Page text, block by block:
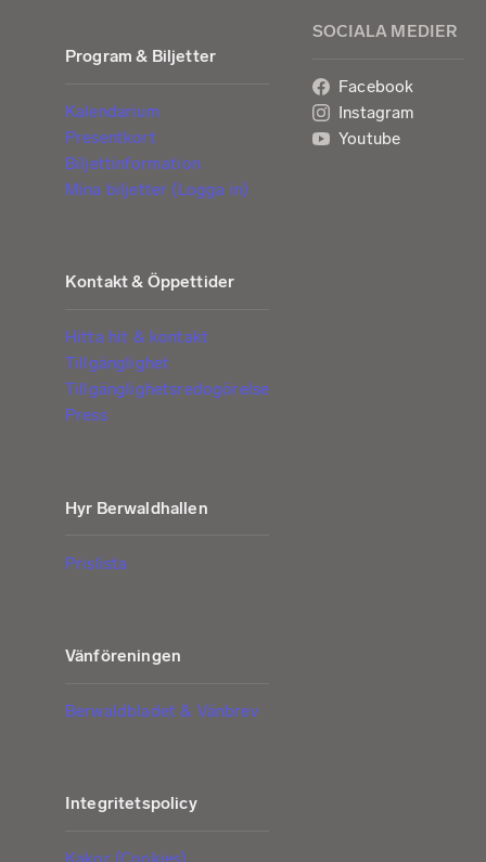
Program & Biljetter
Kalendarium
Presentkort
Biljettinformation
Mina biljetter (Logga in)
Kontakt & Öppettider
Hitta hit & kontakt
Tillgänglighet
Tillgänglighetsredogörelse
Press
Hyr Berwaldhallen
Prislista
Vänföreningen
Berwaldbladet & Vänbrev
Integritetspolicy
SOCIALA MEDIER
Facebook
Instagram
Youtube